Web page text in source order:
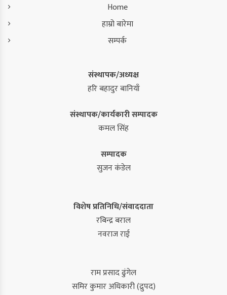
Home
हाम्रो बारेमा
सम्पर्क
संस्थापक/अध्यक्ष
हरि बहादुर बानियाँ
संस्थापक/कार्यकारी सम्पादक
कमल सिंह
सम्पादक
सुजन कंडेल
विशेष प्रतिनिधि/संवाददाता
रबिन्द्र बराल
नवराज राई
राम प्रसाद ढुंगेल
समिर कुमार अधिकारी (द्रुपद)